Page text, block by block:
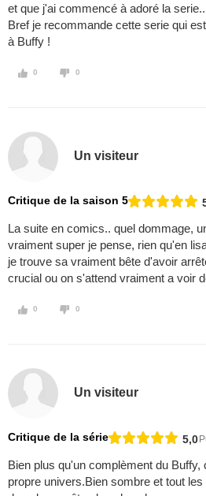
et que j'ai commencé à adoré la
Bref je recommande cette serie qui
à Buffy !
0 0
Un visiteur
Critique de la saison 5
La suite en comics.. quel dommage,
vraiment super je pense, rien qu'en
je trouve sa vraiment bête d'avoir
crucial ou on s'attend vraiment a voir
0 0
Un visiteur
Critique de la série 5,0
Bien plus qu'un complèment du
propre univers.Bien sombre et tout